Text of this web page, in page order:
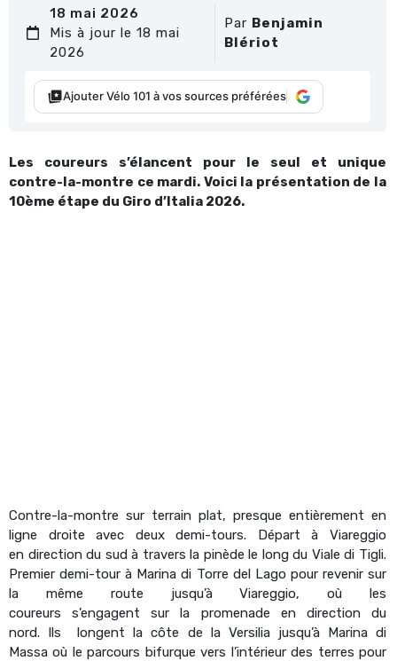
18 mai 2026
Mis à jour le 18 mai
2026
Par Benjamin
Blériot
Ajouter Vélo 101 à vos sources préférées
Les coureurs s’élancent pour le seul et unique
contre-la-montre ce mardi. Voici la présentation de la
10ème étape du Giro d’Italia 2026.
Contre-la-montre sur terrain plat, presque entièrement en
ligne droite avec deux demi-tours. Départà Viareggio
en direction du sud à travers la pinède le long du Viale di Tigli.
Premier demi-tour à Marina di Torre del Lago pour revenir sur
la même route jusqu’à Viareggio, où les
coureurss’engagent sur la promenade en direction du
nord. Ils
longent la côte de la Versilia jusqu’à Marina di
Massa où le parcours bifurque vers l’intérieur des terres pour